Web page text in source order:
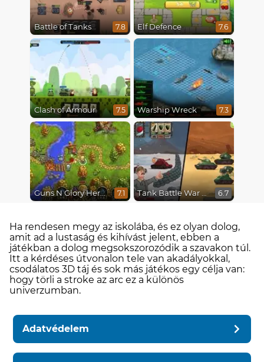
Battle of Tanks 7.8 Elf Defence 7.6
Clash of Armour 7.5 Warship Wreck 7.3
Guns N Glory Heroes 7.1 Tank Battle War Commander 6.7
Ha rendesen megy az iskolába, és ez olyan dolog,
amit ad a lustaság és kihívást jelent, ebben a
játékban a dolog megsokszorozódik a szavakon túl.
Itt a kérdéses útvonalon tele van akadályokkal,
csodálatos 3D táj és sok más játékos egy célja van:
hogy törli a stroke az arc ez a különös
univerzumban.
Adatvédelem